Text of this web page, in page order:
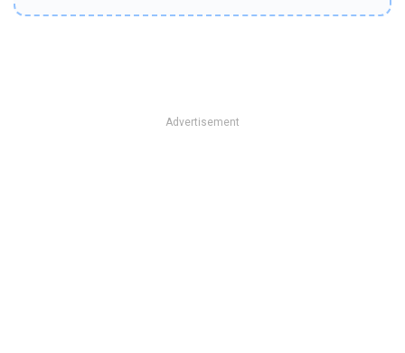
Advertisement